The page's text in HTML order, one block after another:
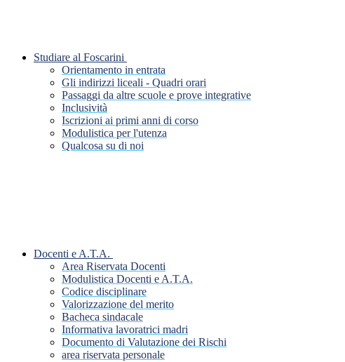
Studiare al Foscarini
Orientamento in entrata
Gli indirizzi liceali - Quadri orari
Passaggi da altre scuole e prove integrative
Inclusività
Iscrizioni ai primi anni di corso
Modulistica per l'utenza
Qualcosa su di noi
Docenti e A.T.A.
Area Riservata Docenti
Modulistica Docenti e A.T.A.
Codice disciplinare
Valorizzazione del merito
Bacheca sindacale
Informativa lavoratrici madri
Documento di Valutazione dei Rischi
area riservata personale